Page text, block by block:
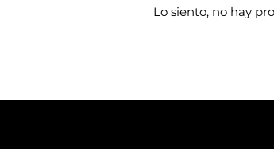
Lo siento, no hay